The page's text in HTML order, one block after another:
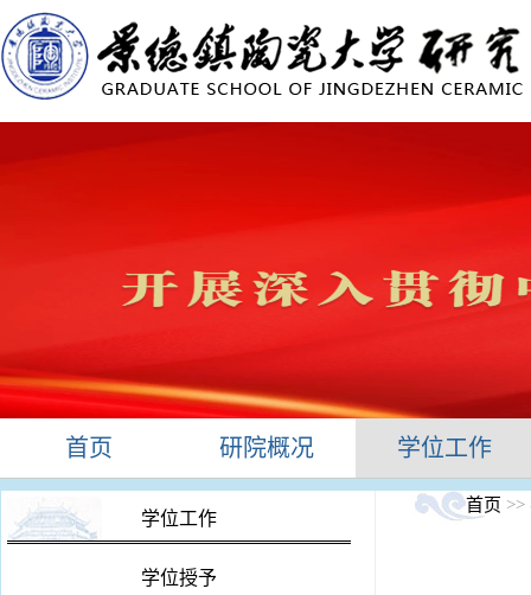
首页 研院概况 学位工作
学位工作
学位授予
首页 >>